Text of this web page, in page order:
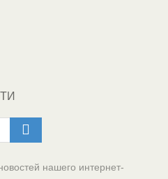
нашего интернет-